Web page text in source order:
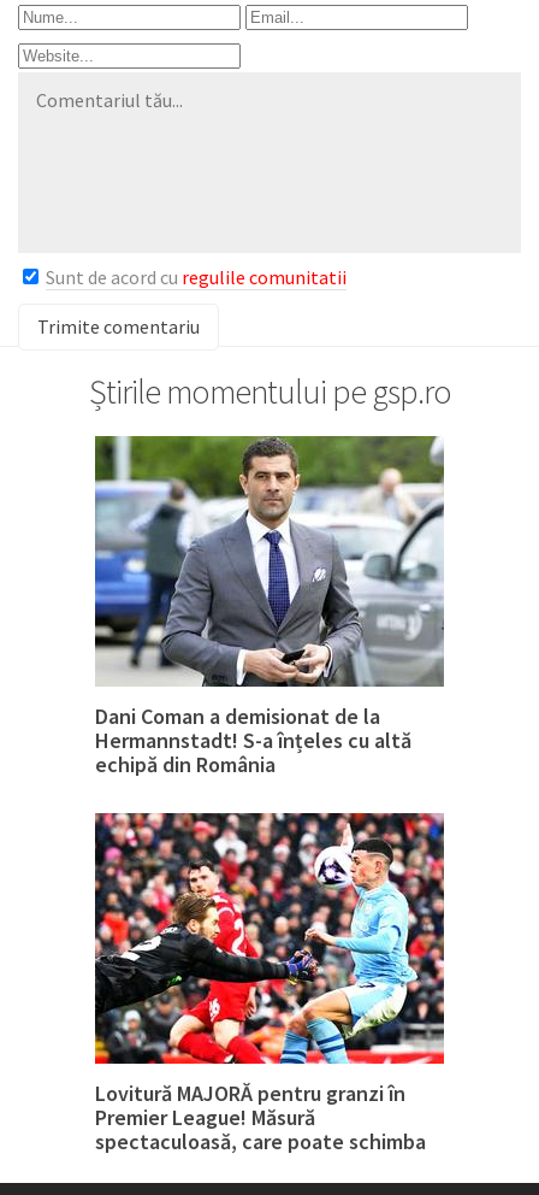
Sunt de acord cu regulile comunitatii
Știrile momentului pe gsp.ro
Dani Coman a demisionat de la
Hermannstadt! S-a înțeles cu altă
echipă din România
Lovitură MAJORĂ pentru granzi în
Premier League! Măsură
spectaculoasă, care poate schimba